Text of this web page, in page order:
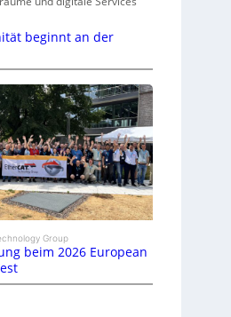
beginnt an der
Group
beim 2026 European